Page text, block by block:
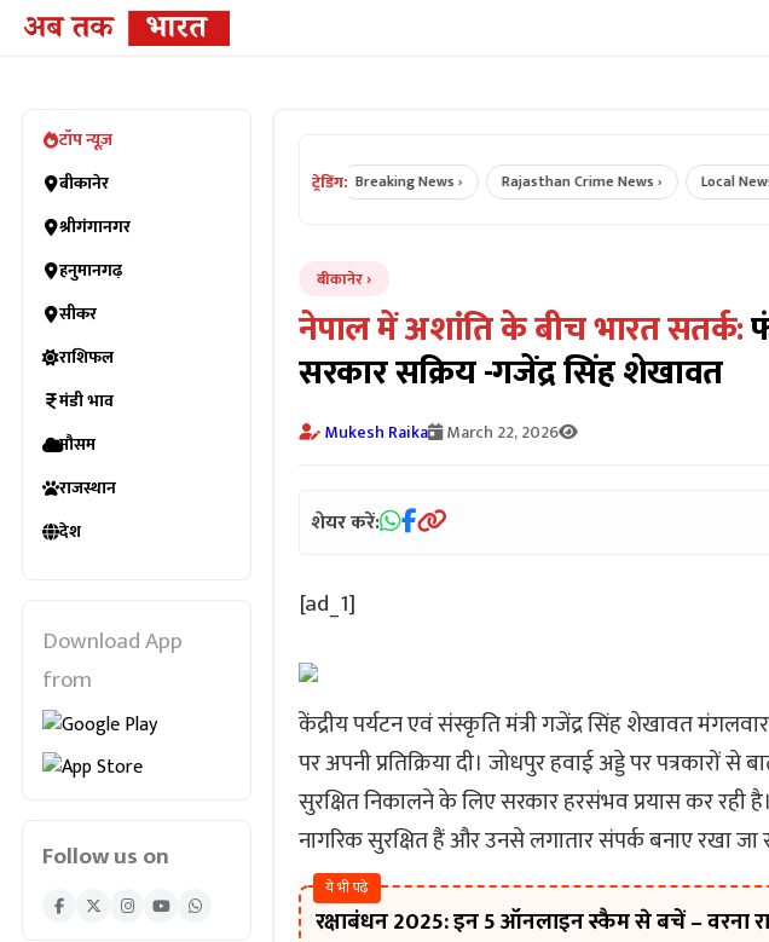
टॉप न्यूज़
बीकानेर
श्रीगंगानगर
हनुमानगढ़
सीकर
राशिफल
मंडी भाव
मौसम
राजस्थान
देश
Download App
from
Follow us on
ट्रेडिंग:
Bikaner News › Breaking News › Rajasthan Crime News › Local News ›
बीकानेर
नेपाल में अशांति के बीच भारत सतर्क:
सरकार सक्रिय -गजेंद्र सिंह शेखावत
Mukesh Raika March 22, 2026
शेयर करें:
[ad_1]
केंद्रीय पर्यटन एवं संस्कृति मंत्री गजेंद्र सिंह शेखावत
पर अपनी प्रतिक्रिया दी। जोधपुर हवाई अड्डे पर पत्रकारों
सुरक्षित निकालने के लिए सरकार हरसंभव प्रयास कर रही
नागरिक सुरक्षित हैं और उनसे लगातार संपर्क बनाए रखा जा
ये भी पढ़े
रक्षाबंधन 2025: इन 5 ऑनलाइन स्कैम से बचें – वरना